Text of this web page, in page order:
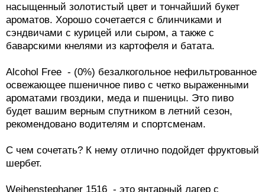
насыщенный золотистый цвет и тончайший букет
ароматов. Хорошо сочетается с блинчиками и
сэндвичами с курицей или сыром, а также с
баварскими кнелями из картофеля и батата.
Alcohol Free - (0%) безалкогольное нефильтрованное
освежающее пшеничное пиво с четко выраженными
ароматами гвоздики, меда и пшеницы. Это пиво
будет вашим верным спутником в летний сезон,
рекомендовано водителям и спортсменам.
С чем сочетать? К нему отлично подойдет фруктовый
шербет.
Weihenstephaner 1516 - это янтарный лагер с